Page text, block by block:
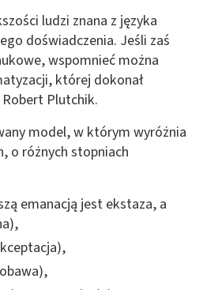
ludzi znana z języka
doświadczenia. Jeśli zaś
wspomnieć można
której dokonał
Plutchik.
model, w którym wyróżnia
o różnych stopniach
emanacją jest ekstaza, a